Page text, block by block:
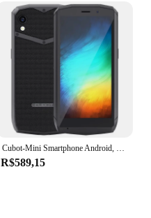
Cubot-Mini Smartphone Android, 4GB RAM, 64GB ROM, 4 "Tela, 3000mAh, Face ID, NFC, Dual Nano SIM, Cubot Pocket
R$589,15